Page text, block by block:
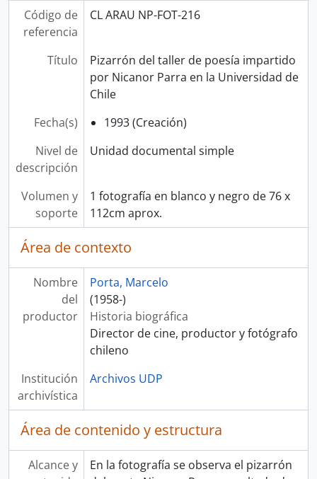
Código de
referencia
CL ARAU NP-FOT-216
Título
Pizarrón del taller de poesía impartido
por Nicanor Parra en la Universidad de
Chile
Fecha(s)
1993 (Creación)
Nivel de
descripción
Unidad documental simple
Volumen y
soporte
1 fotografía en blanco y negro de 76 x
112cm aprox.
Área de contexto
Nombre
del
productor
Porta, Marcelo
(1958-)
Historia biográfica
Director de cine, productor y fotógrafo
chileno
Institución
archivística
Archivos UDP
Área de contenido y estructura
Alcance y
En la fotografía se observa el pizarrón